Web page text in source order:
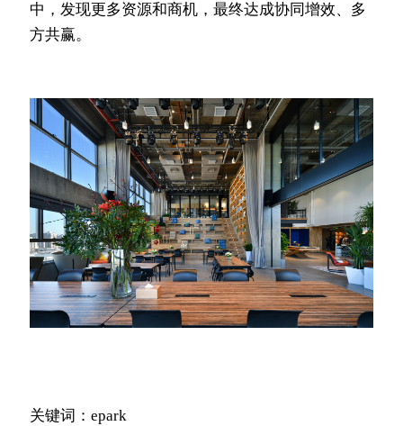
中，发现更多资源和商机，最终达成协同增效、多
方共赢。
关键词：epark